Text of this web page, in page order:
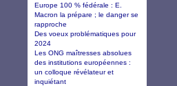
Europe 100 % fédérale : E.
Macron la prépare ; le danger se
rapproche
Des voeux problématiques pour
2024
Les ONG maîtresses absolues
des institutions européennes :
un colloque révélateur et
inquiétant